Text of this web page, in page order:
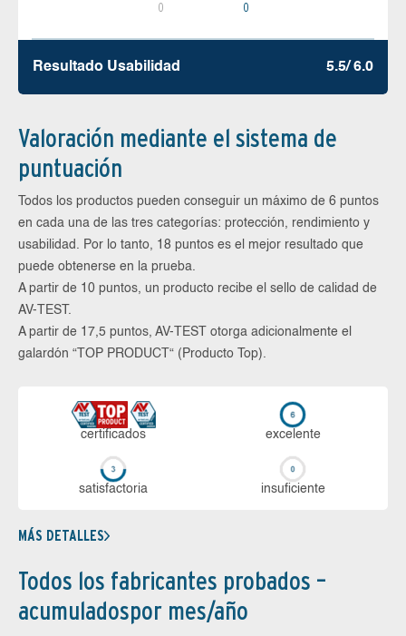
0 0
Resultado Usabilidad 5.5/ 6.0
Valoración mediante el sistema de
puntuación
Todos los productos pueden conseguir un máximo de 6 puntos
en cada una de las tres categorías: protección, rendimiento y
usabilidad. Por lo tanto, 18 puntos es el mejor resultado que
puede obtenerse en la prueba.
A partir de 10 puntos, un producto recibe el sello de calidad de
AV-TEST.
A partir de 17,5 puntos, AV-TEST otorga adicionalmente el
galardón “TOP PRODUCT“ (Producto Top).
certi­ficados ex­ce­len­te
sa­tis­fac­to­ria in­su­fi­cien­te
MÁS DETALLES
Todos los fabricantes probados –
acumuladospor mes/año